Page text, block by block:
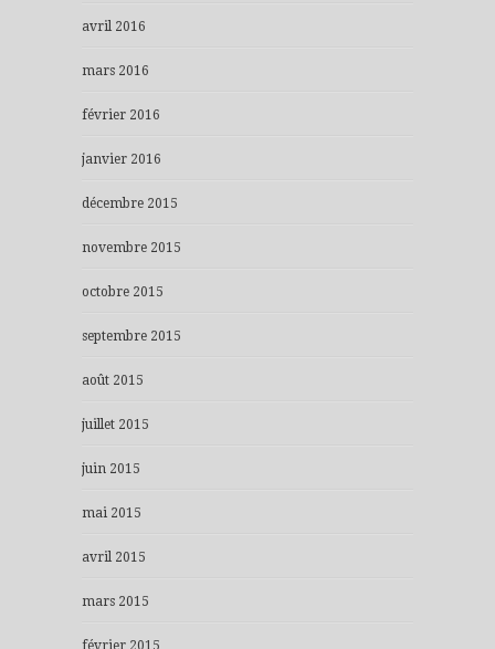
avril 2016
mars 2016
février 2016
janvier 2016
décembre 2015
novembre 2015
octobre 2015
septembre 2015
août 2015
juillet 2015
juin 2015
mai 2015
avril 2015
mars 2015
février 2015